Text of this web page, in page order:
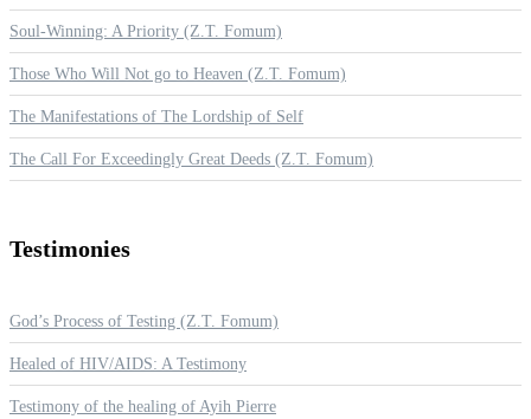
Soul-Winning: A Priority (Z.T. Fomum)
Those Who Will Not go to Heaven (Z.T. Fomum)
The Manifestations of The Lordship of Self
The Call For Exceedingly Great Deeds (Z.T. Fomum)
Testimonies
God’s Process of Testing (Z.T. Fomum)
Healed of HIV/AIDS: A Testimony
Testimony of the healing of Ayih Pierre